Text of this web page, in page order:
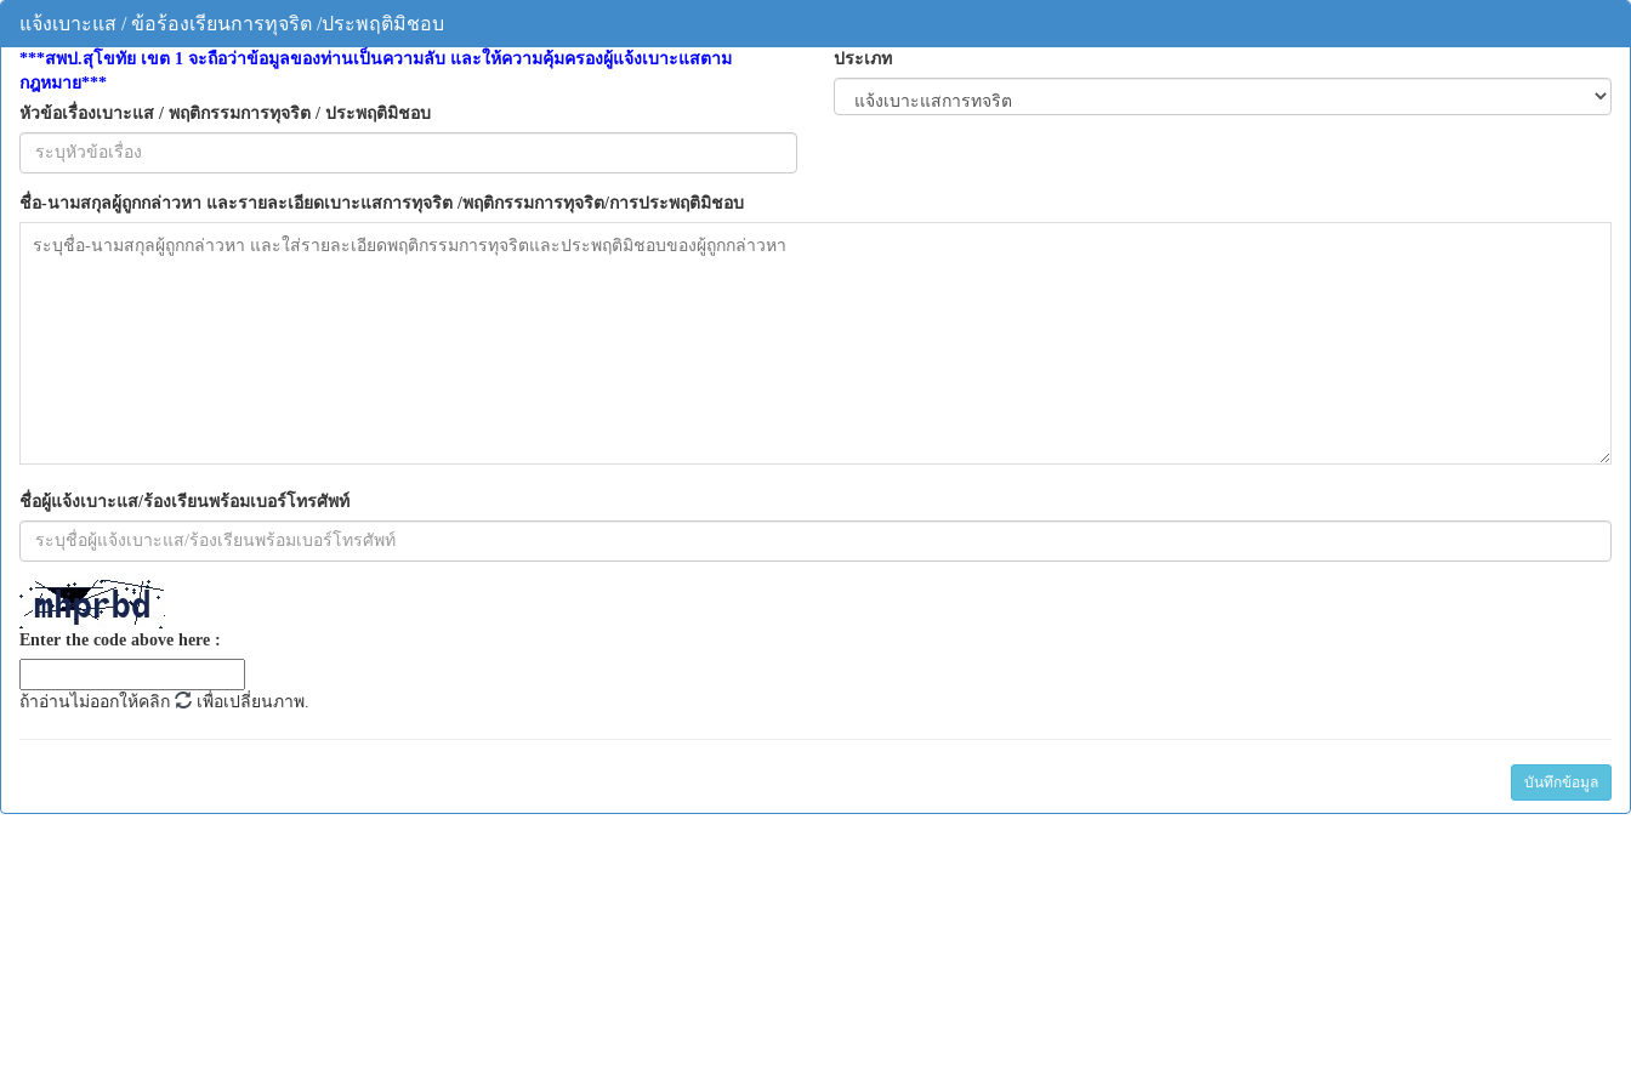
แจ้งเบาะแส / ข้อร้องเรียนการทุจริต /ประพฤติมิชอบ
***สพป.สุโขทัย เขต 1 จะถือว่าข้อมูลของท่านเป็นความลับ และให้ความคุ้มครองผู้แจ้งเบาะแสตาม
กฎหมาย***
หัวข้อเรื่องเบาะแส / พฤติกรรมการทุจริต / ประพฤติมิชอบ
ประเภท
ชื่อ-นามสกุลผู้ถูกกล่าวหา และรายละเอียดเบาะแสการทุจริต /พฤติกรรมการทุจริต/การประพฤติมิชอบ
ชื่อผู้แจ้งเบาะแส/ร้องเรียนพร้อมเบอร์โทรศัพท์
Enter the code above here :
ถ้าอ่านไม่ออกให้คลิก เพื่อเปลี่ยนภาพ.
บันทึกข้อมูล